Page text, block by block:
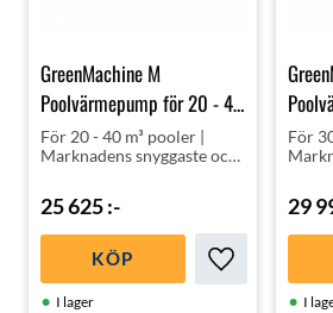
GreenMachine M
Poolvärmepump för 20 - 40
m³ pooler
För 20 - 40 m³ pooler |
Marknadens snyggaste och
med den allra senaste
teknologin!
25 625:-
Lägg till i
I lager
KÖP
m³
För
med
29
I